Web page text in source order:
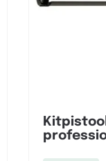
Kitpistool